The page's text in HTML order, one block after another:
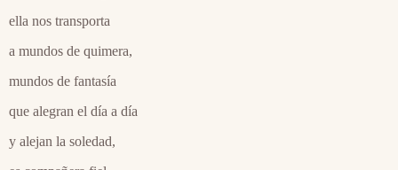
ella nos transporta
a mundos de quimera,
mundos de fantasía
que alegran el día a día
y alejan la soledad,